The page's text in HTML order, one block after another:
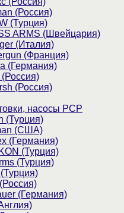
(Россия)
(Турция)
ARMS (Швейцария)
(Италия)
(Франция)
(Германия)
(Россия)
насосы PCP
(Турция)
(США)
(Германия)
(Турция)
(Турция)
(Германия)